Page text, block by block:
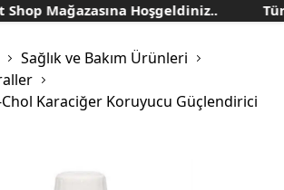
Mağazasına Hoşgeldiniz..
Sağlık ve Bakım Ürünleri
Karaciğer Koruyucu Güçlendirici